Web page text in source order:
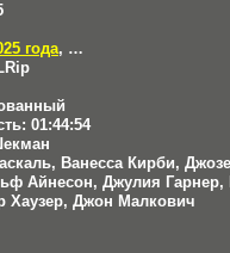
года, Боевики
01:44:54
Ванесса Кирби,
Айнесон, Джулия
Хаузер, Джон Малкович